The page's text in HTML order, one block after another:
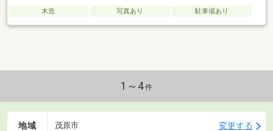
木造 写真あり 駐車場あり
1～4件
地域 茂原市 変更する